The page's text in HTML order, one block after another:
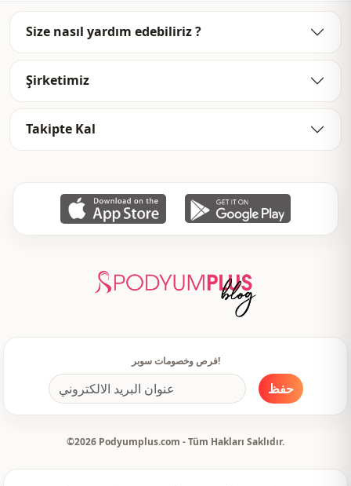
Size nasıl yardım edebiliriz ?
Şirketimiz
Takipte Kal
فرص وخصومات سوبر!
حفظ
©2026 Podyumplus.com - Tüm Hakları Saklıdır.